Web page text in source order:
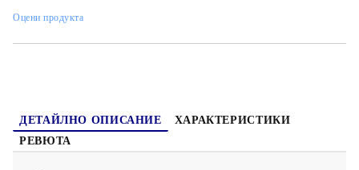
дизайн: Този комплект външни мебели има модулен дизайн,
че можете да създадете персонализирана подредба на външни
Оцени продукта
ДЕТАЙЛНО ОПИСАНИЕ
ХАРАКТЕРИСТИКИ
РЕВЮТА